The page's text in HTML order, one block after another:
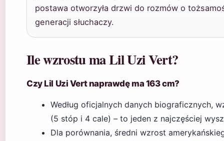
postawa otworzyła drzwi do rozmów o
generacji słuchaczy.
Ile wzrostu ma Lil Uzi Vert?
Czy Lil Uzi Vert naprawdę ma 163 cm?
Według oficjalnych danych biograficznych,
(5 stóp i 4 cale) – to jeden z najczęściej
Dla porównania, średni wzrost